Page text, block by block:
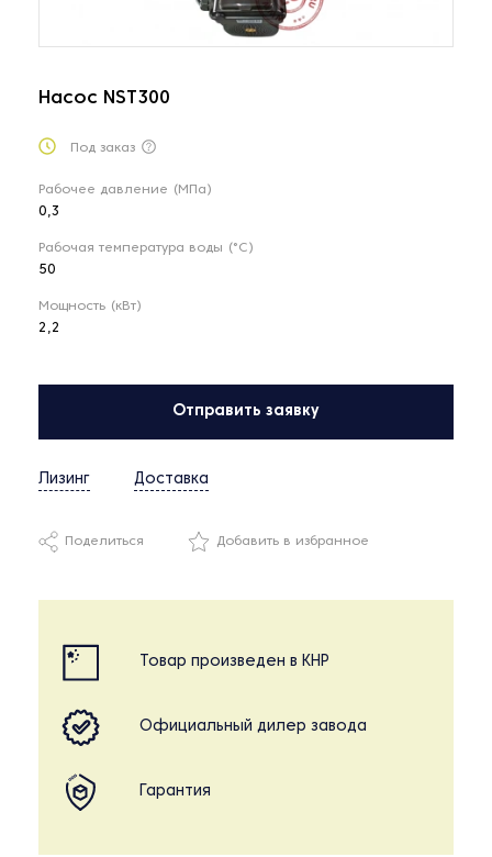
Насос NST300
Под заказ
Рабочее давление (МПа)
0,3
Рабочая температура воды (°C)
50
Мощность (кВт)
2,2
Отправить заявку
Лизинг Доставка
Поделиться Добавить в избранное
Товар произведен в КНР
Официальный дилер завода
Гарантия